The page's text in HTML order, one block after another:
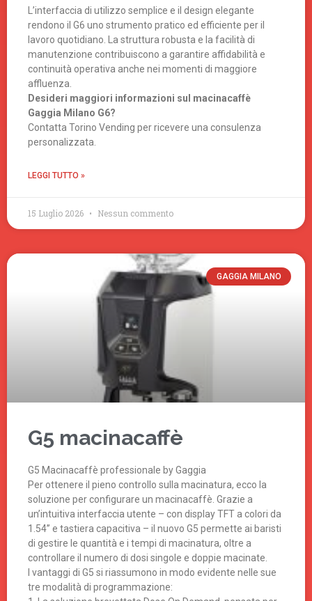
L’interfaccia di utilizzo semplice e il design elegante
rendono il G6 uno strumento pratico ed efficiente per il
lavoro quotidiano. La struttura robusta e la facilità di
manutenzione contribuiscono a garantire affidabilità e
continuità operativa anche nei momenti di maggiore
affluenza.
Desideri maggiori informazioni sul macinacaffè
Gaggia Milano G6?
Contatta Torino Vending per ricevere una consulenza
personalizzata.
LEGGI TUTTO »
15 Luglio 2026 Nessun commento
GAGGIA MILANO
G5 macinacaffè
G5 Macinacaffè professionale by Gaggia
Per ottenere il pieno controllo sulla macinatura, ecco la
soluzione per configurare un macinacaffè. Grazie a
un’intuitiva interfaccia utente – con display TFT a colori da
1.54’’ e tastiera capacitiva – il nuovo G5 permette ai baristi
di gestire le quantità e i tempi di macinatura, oltre a
controllare il numero di dosi singole e doppie macinate.
I vantaggi di G5 si riassumono in modo evidente nelle sue
tre modalità di programmazione: